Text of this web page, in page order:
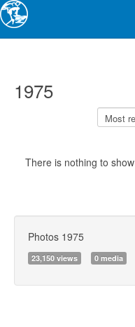
1975
There is nothing to show
Photos 1975
23,150 views 0 media